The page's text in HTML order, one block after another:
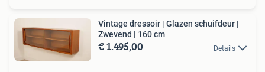
Vintage dressoir | Glazen schuifdeur |
Zwevend | 160 cm
€ 1.495,00 Details